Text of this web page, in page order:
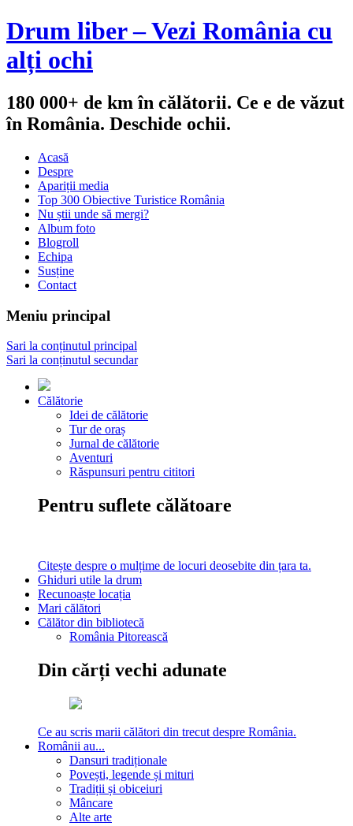
Drum liber – Vezi România cu
alți ochi
180 000+ de km în călătorii. Ce e de văzut
în România. Deschide ochii.
Acasă
Despre
Apariții media
Top 300 Obiective Turistice România
Nu știi unde să mergi?
Album foto
Blogroll
Echipa
Susține
Contact
Meniu principal
Sari la conținutul principal
Sari la conținutul secundar
Călătorie
Idei de călătorie
Tur de oraș
Jurnal de călătorie
Aventuri
Răspunsuri pentru cititori
Pentru suflete călătoare
Citește despre o mulțime de locuri deosebite din țara ta.
Ghiduri utile la drum
Recunoaște locația
Mari călători
Călător din bibliotecă
România Pitorească
Din cărți vechi adunate
Ce au scris marii călători din trecut despre România.
Românii au...
Dansuri tradiționale
Povești, legende și mituri
Tradiții și obiceiuri
Mâncare
Alte arte